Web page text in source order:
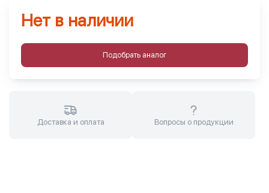
Нет в наличии
Подобрать аналог
Доставка и оплата Вопросы о продукции